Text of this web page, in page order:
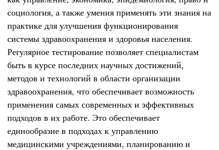
социология, а также умения применять эти знания на
практике для улучшения функционирования
системы здравоохранения и здоровья населения.
Регулярное тестирование позволяет специалистам
быть в курсе последних научных достижений,
методов и технологий в области организации
здравоохранения, что обеспечивает возможность
применения самых современных и эффективных
подходов в их работе. Это обеспечивает
единообразие в подходах к управлению
медицинскими учреждениями, планированию и